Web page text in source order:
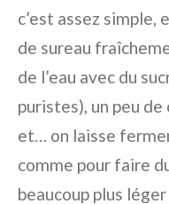
c’est assez simple,
de sureau
de l’eau avec du
puristes), un peu
et… on laisse
comme pour faire
beaucoup plus